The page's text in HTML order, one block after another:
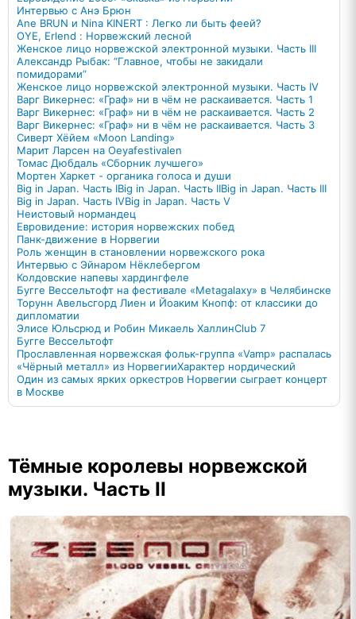
Интервью с Анэ Брюн
Ane BRUN и Nina KINERT : Легко ли быть феей?
OYE, Erlend : Норвежский лесной
Женское лицо норвежской электронной музыки. Часть III
Александр Рыбак: “Главное, чтобы не закидали
помидорами”
Женское лицо норвежской электронной музыки. Часть IV
Варг Викернес: «Граф» ни в чём не раскаивается. Часть 1
Варг Викернес: «Граф» ни в чём не раскаивается. Часть 2
Варг Викернес: «Граф» ни в чём не раскаивается. Часть 3
Сиверт Хёйем «Moon Landing»
Марит Ларсен на Oeyafestivalen
Томас Дюбдаль «Сборник лучшего»
Мортен Харкет - органика голоса и души
Big in Japan. Часть IBig in Japan. Часть IIBig in Japan. Часть III
Big in Japan. Часть IVBig in Japan. Часть V
Неистовый нормандец
Евровидение: история норвежских побед
Панк-движение в Норвегии
Роль женщин в становлении норвежского рока
Интервью с Эйнаром Нёклебергом
Колдовские напевы хардингфеле
Бугге Вессельтофт на фестивале «Metagalaxy» в Челябинске
Торунн Авельсгорд Лиен и Йоаким Кнопф: от классики до
дипломатии
Элисе Юльсрюд и Робин Микаель ХаллинClub 7
Бугге Вессельтофт
Прославленная норвежская фольк-группа «Vamp» распалась
«Чёрный металл» из НорвегииХарактер нордический
Один из самых ярких оркестров Норвегии сыграет концерт
в Москве
Тёмные королевы норвежской
музыки. Часть II